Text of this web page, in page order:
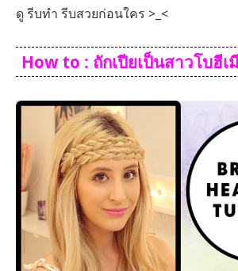
ดู รีบทำ รีบสวยก่อนใคร >_<
How to : ถักเปียเป็นสาวโบฮี